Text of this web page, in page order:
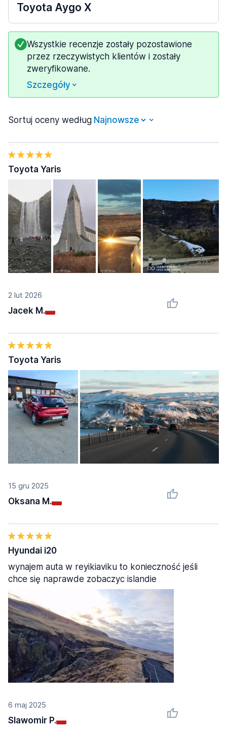
Toyota Aygo X
Wszystkie recenzje zostały pozostawione
przez rzeczywistych klientów i zostały
zweryfikowane.
Szczegóły
Sortuj oceny według
2 lut 2026
Jacek M.
Toyota Yaris
15 gru 2025
Oksana M.
Toyota Yaris
6 maj 2025
Slawomir P.
Hyundai i20
wynajem auta w reyikiaviku to konieczność jeśli
chce się naprawde zobaczyc islandie